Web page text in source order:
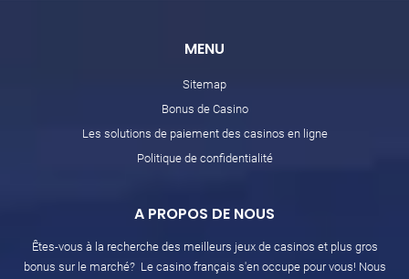
MENU
Sitemap
Bonus de Casino
Les solutions de paiement des casinos en ligne
Politique de confidentialité
A PROPOS DE NOUS
Êtes-vous à la recherche des meilleurs jeux de casinos et plus gros
bonus sur le marché? Le casino français s'en occupe pour vous! Nous